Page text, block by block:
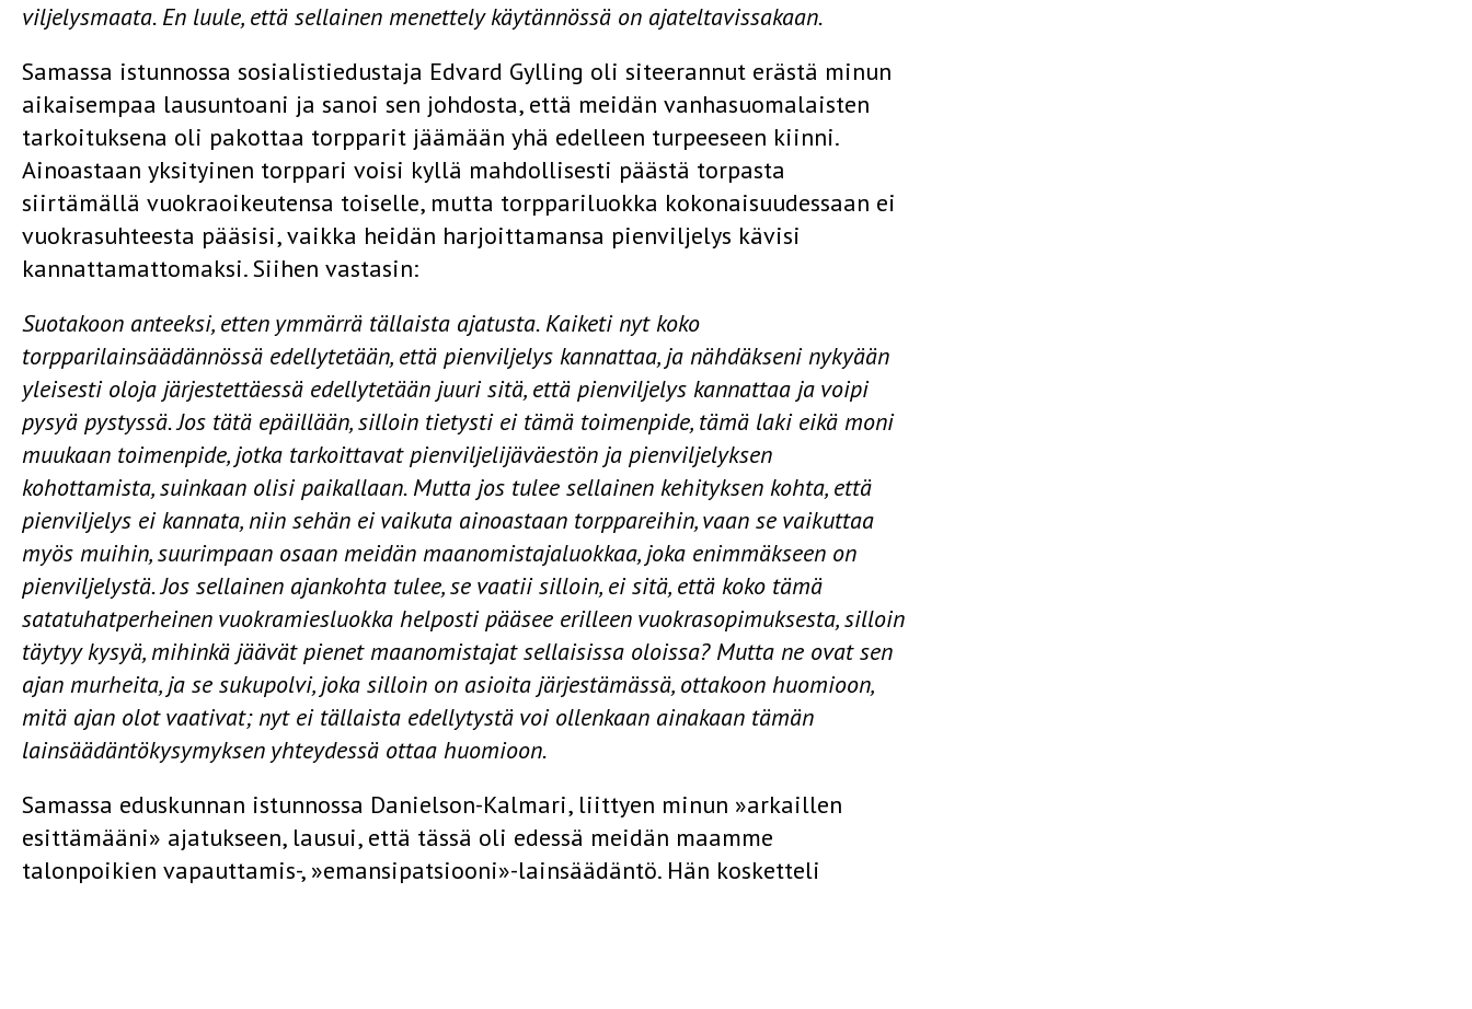
viljelysmaata. En luule, että sellainen menettely käytännössä on ajateltavissakaan.
Samassa istunnossa sosialistiedustaja Edvard Gylling oli siteerannut erästä minun
aikaisempaa lausuntoani ja sanoi sen johdosta, että meidän vanhasuomalaisten
tarkoituksena oli pakottaa torpparit jäämään yhä edelleen turpeeseen kiinni.
Ainoastaan yksityinen torppari voisi kyllä mahdollisesti päästä torpasta
siirtämällä vuokraoikeutensa toiselle, mutta torppariluokka kokonaisuudessaan ei
vuokrasuhteesta pääsisi, vaikka heidän harjoittamansa pienviljelys kävisi
kannattamattomaksi. Siihen vastasin:
Suotakoon anteeksi, etten ymmärrä tällaista ajatusta. Kaiketi nyt koko
torpparilainsäädännössä edellytetään, että pienviljelys kannattaa, ja nähdäkseni nykyään
yleisesti oloja järjestettäessä edellytetään juuri sitä, että pien­viljelys kannattaa ja voipi
pysyä pystyssä. Jos tätä epäillään, silloin tietysti ei tämä toimenpide, tämä laki eikä moni
muukaan toimenpide, jotka tar­koittavat pienviljelijäväestön ja pienviljelyksen
kohottamista, suinkaan olisi paikallaan. Mutta jos tulee sellainen kehityksen kohta, että
pienviljelys ei kannata, niin sehän ei vaikuta ainoastaan torppareihin, vaan se vaikuttaa
myös muihin, suurimpaan osaan meidän maanomistajaluokkaa, joka enimmäkseen on
pienviljelystä. Jos sellainen ajankohta tulee, se vaatii silloin, ei sitä, että koko tämä
satatuhatperheinen vuokramiesluokka helposti pää­see erilleen vuokrasopimuksesta, silloin
täytyy kysyä, mihinkä jäävät pienet maanomistajat sellaisissa oloissa? Mutta ne ovat sen
ajan murheita, ja se sukupolvi, joka silloin on asioita järjestämässä, ottakoon huomioon,
mitä ajan olot vaativat; nyt ei tällaista edellytystä voi ollenkaan ainakaan tämän
lainsäädäntökysymyksen yhteydessä ottaa huomioon.
Samassa eduskunnan istunnossa Danielson-Kalmari, liittyen minun »arkaillen
esittämääni» ajatukseen, lausui, että tässä oli edessä meidän maamme
talonpoikien vapauttamis-, »emansipatsiooni»-lainsäädäntö. Hän kosketteli